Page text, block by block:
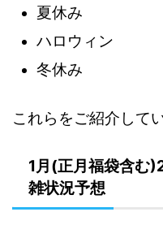
夏休み
ハロウィン
冬休み
これらをご紹介して
1月(正月福袋含む
雑状況予想